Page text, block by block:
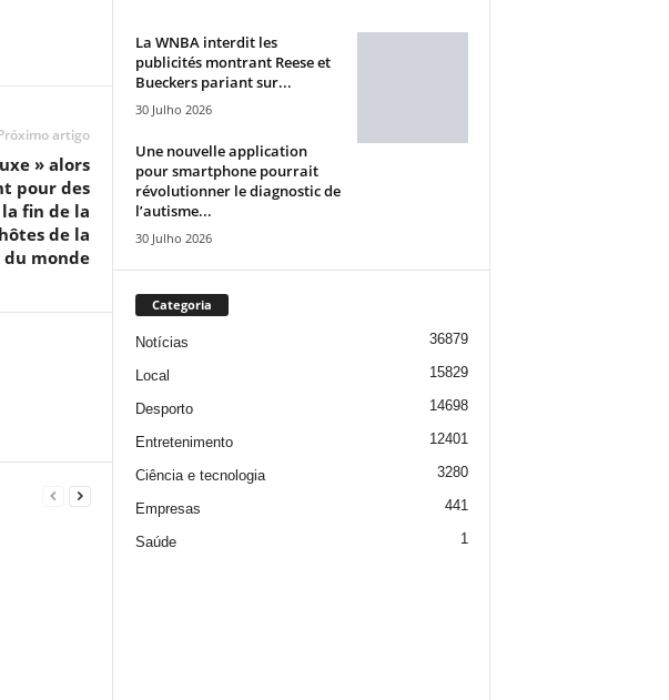
artigo
» alors
pour des
fin de la
de la
du monde
La WNBA interdit les
publicités montrant Reese et
Bueckers pariant sur...
30 Julho 2026
Une nouvelle application
pour smartphone pourrait
révolutionner le diagnostic de
l’autisme...
30 Julho 2026
Categoria
Notícias 36879
Local 15829
Desporto 14698
Entretenimento 12401
Ciência e tecnologia 3280
Empresas 441
Saúde 1